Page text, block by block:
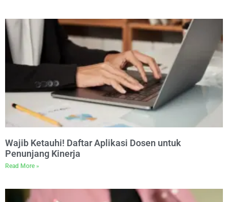
Wajib Ketauhi! Daftar Aplikasi Dosen untuk
Penunjang Kinerja
Read More »